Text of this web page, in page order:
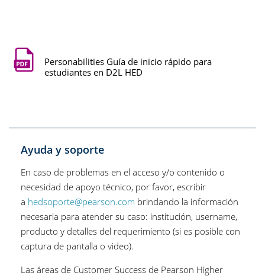
Personabilities Guía de inicio rápido para
estudiantes en D2L HED
Ayuda y soporte
En caso de problemas en el acceso y/o contenido o
necesidad de apoyo técnico, por favor, escribir
a hedsoporte@pearson.com brindando la información
necesaria para atender su caso: institución, username,
producto y detalles del requerimiento (si es posible con
captura de pantalla o video).
Las áreas de Customer Success de Pearson Higher